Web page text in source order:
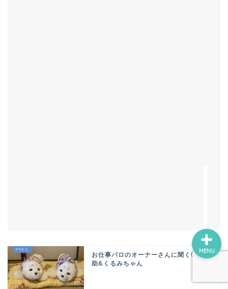
お仕事パロのオーナーさんに聞く①・豆
助&くるみちゃん
MENU